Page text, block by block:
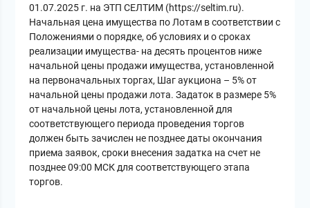
01.07.2025 г. на ЭТП СЕЛТИМ (https://seltim.ru).
Начальная цена имущества по Лотам в соответствии с
Положениями о порядке, об условиях и о сроках
реализации имущества- на десять процентов ниже
начальной цены продажи имущества, установленной
на первоначальных торгах, Шаг аукциона – 5% от
начальной цены продажи лота. Задаток в размере 5%
от начальной цены лота, установленной для
соответствующего периода проведения торгов
должен быть зачислен не позднее даты окончания
приема заявок, сроки внесения задатка на счет не
позднее 09:00 МСК для соответствующего этапа
торгов.